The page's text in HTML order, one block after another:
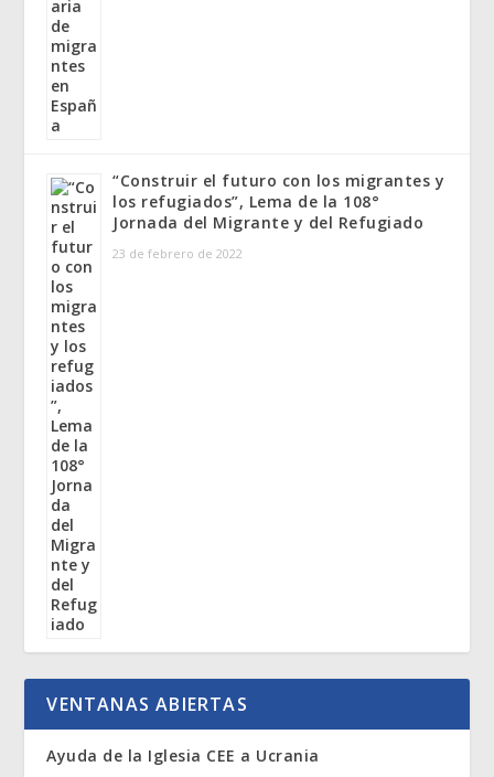
“Construir el futuro con los migrantes y
los refugiados”, Lema de la 108°
Jornada del Migrante y del Refugiado
23 de febrero de 2022
VENTANAS ABIERTAS
Ayuda de la Iglesia CEE a Ucrania